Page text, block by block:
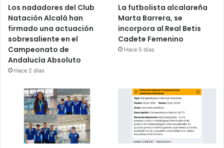
Los nadadores del Club
Natación Alcalá han
firmado una actuación
sobresaliente en el
Campeonato de
Andalucía Absoluto
Hace 2 días
La futbolista alcalareña
Marta Barrera, se
incorpora al Real Betis
Cadete Femenino
Hace 5 días